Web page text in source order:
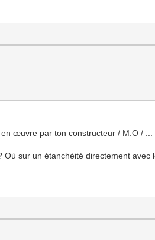
œuvre par ton constructeur / M.O / ...
sur un étanchéité directement avec